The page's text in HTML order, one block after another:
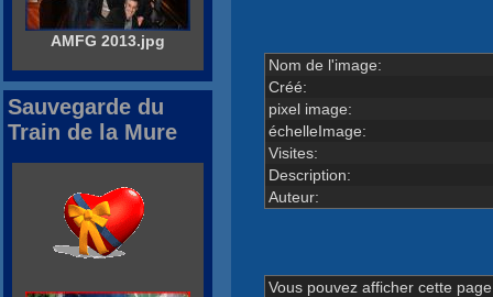
Nom de l'image:
Créé:
pixel image:
échelleImage:
Visites:
Description:
Auteur:
Vous pouvez afficher cette
AMFG 2013.jpg
Sauvegarde du
Train de la Mure